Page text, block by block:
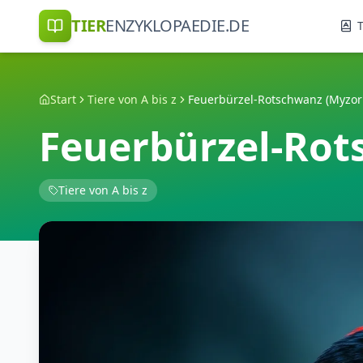
TIERENZYKLOPAEDIE.DE
Start Tiere von A bis z Feuerbürzel-Rotschwanz
Feuerbürzel-
Tiere von A bis z